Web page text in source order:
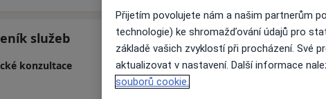
služeb
konzultace
Přijetím povolujete nám a našim partnerům
technologie) ke shromažďování údajů pro
základě vašich zvyklostí při procházení. Své
aktualizovat v nastavení. Další informace
souborů cookie.